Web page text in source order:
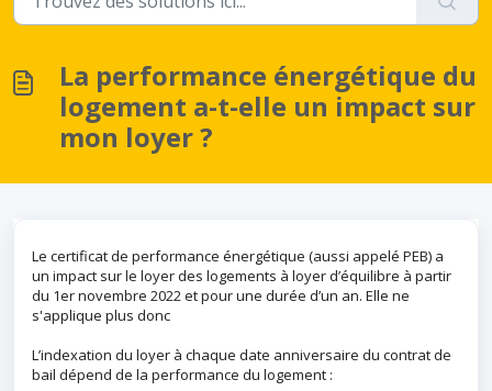
La performance énergétique du
logement a-t-elle un impact sur
mon loyer ?
Le certificat de performance énergétique (aussi appelé PEB) a
un impact sur le loyer des logements à loyer d’équilibre à partir
du 1er novembre 2022 et pour une durée d’un an. Elle ne
s'applique plus donc
L’indexation du loyer à chaque date anniversaire du contrat de
bail dépend de la performance du logement :